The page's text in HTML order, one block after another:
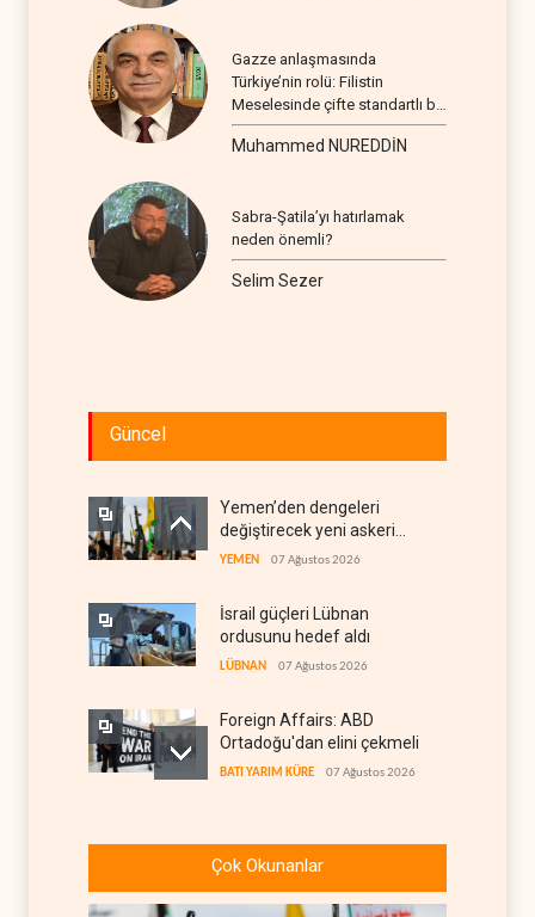
Gazze anlaşmasında
Türkiye’nin rolü: Filistin
Meselesinde çifte standartlı bir
seyir
Muhammed NUREDDİN
Sabra-Şatila’yı hatırlamak
neden önemli?
Selim Sezer
Güncel
Yemen’den dengeleri
değiştirecek yeni askeri
denklem
YEMEN 07 Ağustos 2026
İsrail güçleri Lübnan
ordusunu hedef aldı
LÜBNAN 07 Ağustos 2026
Foreign Affairs: ABD
Ortadoğu'dan elini çekmeli
BATI YARIM KÜRE 07 Ağustos 2026
Pakistan ortak savunma
anlaşması imzaladı
Çok Okunanlar